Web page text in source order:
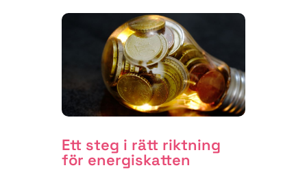
Ett steg i rätt riktning
för energiskatten